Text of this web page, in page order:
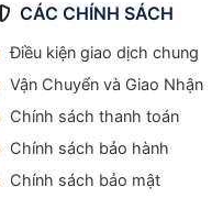
CÁC CHÍNH SÁCH
Điều kiện giao dịch chung
Vận Chuyển và Giao Nhận
Chính sách thanh toán
Chính sách bảo hành
Chính sách bảo mật